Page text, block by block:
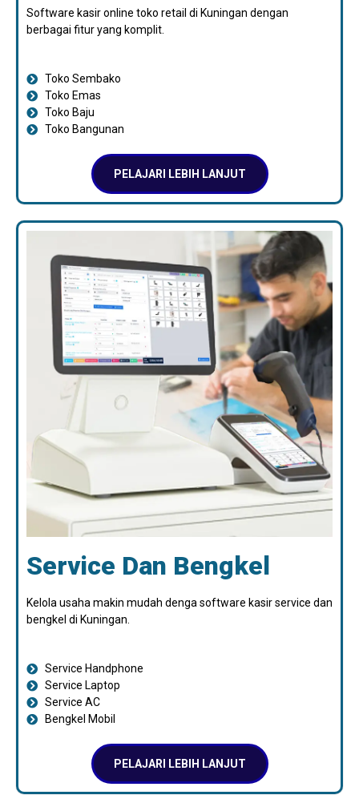
Software kasir online toko retail di Kuningan dengan
berbagai fitur yang komplit.
Toko Sembako
Toko Emas
Toko Baju
Toko Bangunan
PELAJARI LEBIH LANJUT
Service Dan Bengkel
Kelola usaha makin mudah denga software kasir service dan
bengkel di Kuningan.
Service Handphone
Service Laptop
Service AC
Bengkel Mobil
PELAJARI LEBIH LANJUT